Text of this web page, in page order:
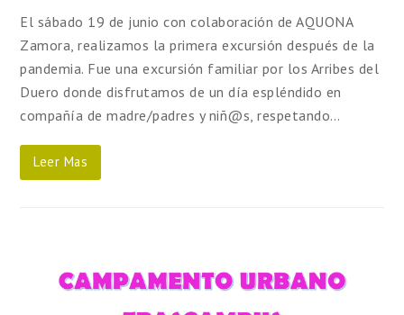
El sábado 19 de junio con colaboración de AQUONA
Zamora, realizamos la primera excursión después de la
pandemia. Fue una excursión familiar por los Arribes del
Duero donde disfrutamos de un día espléndido en
compañía de madre/padres y niñ@s, respetando…
Leer Mas